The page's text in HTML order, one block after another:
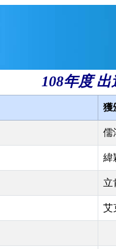
108年度
獲
儒
緯
立
艾